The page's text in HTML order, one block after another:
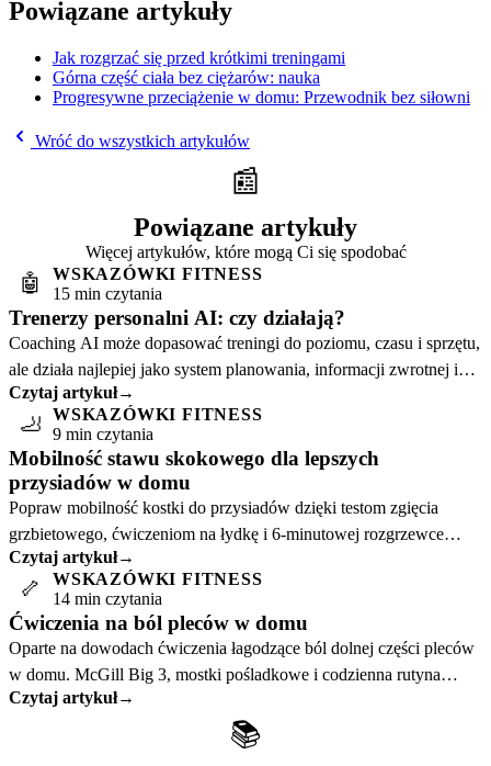
Powiązane artykuły
Jak rozgrzać się przed krótkimi treningami
Górna część ciała bez ciężarów: nauka
Progresywne przeciążenie w domu: Przewodnik bez siłowni
Wróć do wszystkich artykułów
📰
Powiązane artykuły
Więcej artykułów, które mogą Ci się spodobać
🤖
WSKAZÓWKI FITNESS
15 min czytania
Trenerzy personalni AI: czy działają?
Coaching AI może dopasować treningi do poziomu, czasu i sprzętu,
ale działa najlepiej jako system planowania, informacji zwrotnej i
konsekwencji.
Czytaj artykuł→
🦶
WSKAZÓWKI FITNESS
9 min czytania
Mobilność stawu skokowego dla lepszych
przysiadów w domu
Popraw mobilność kostki do przysiadów dzięki testom zgięcia
grzbietowego, ćwiczeniom na łydkę i 6-minutowej rozgrzewce
przed treningiem.
Czytaj artykuł→
🦴
WSKAZÓWKI FITNESS
14 min czytania
Ćwiczenia na ból pleców w domu
Oparte na dowodach ćwiczenia łagodzące ból dolnej części pleców
w domu. McGill Big 3, mostki pośladkowe i codzienna rutyna
poparta badaniami.
Czytaj artykuł→
📚